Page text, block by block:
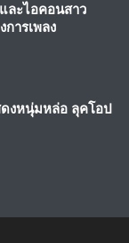
ละไอคอนสาว
ารเพลง
งหนุ่มหล่อ ลุคโอป